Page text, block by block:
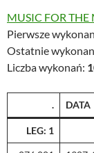
MUSIC FOR THE
Pierwsze
Ostatnie
Liczba wykonań:
. DATA
LEG: 1